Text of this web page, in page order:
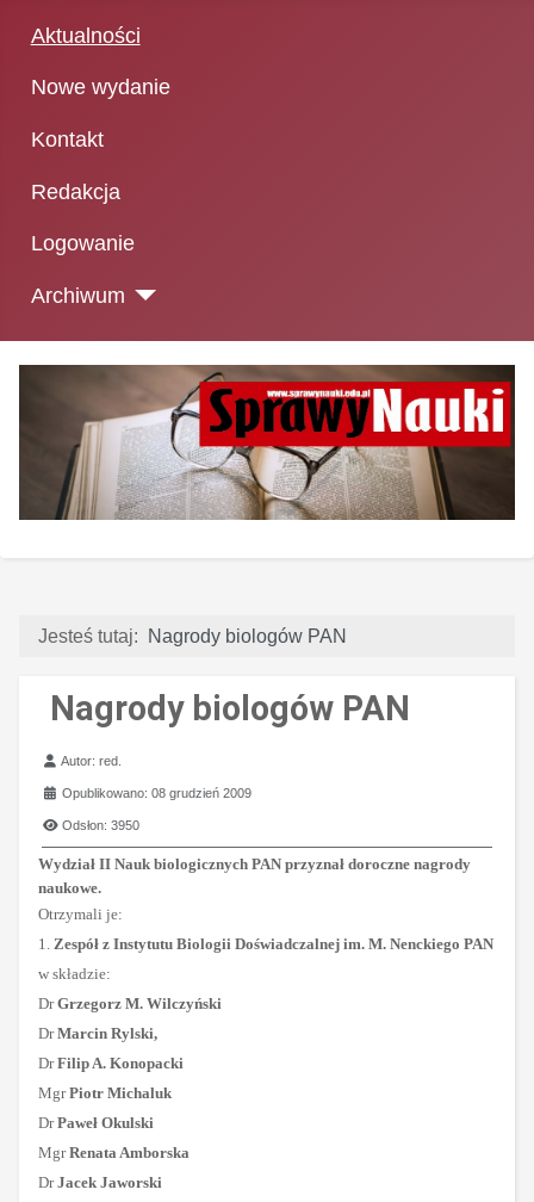
Aktualności
Nowe wydanie
Kontakt
Redakcja
Logowanie
Archiwum
Jesteś tutaj: Nagrody biologów PAN
Nagrody biologów PAN
Szczegóły
Autor:red.
Opublikowano: 08 grudzień 2009
Odsłon: 3950
Wydział II Nauk biologicznych PAN przyznał doroczne nagrody
naukowe.
Otrzymali je:
1. Zespół z Instytutu Biologii Doświadczalnej im. M. Nenckiego PAN
w składzie:
DrGrzegorz M. Wilczyński
DrMarcin Rylski,
DrFilip A. Konopacki
MgrPiotr Michaluk
DrPaweł Okulski
MgrRenata Amborska
DrJacek Jaworski